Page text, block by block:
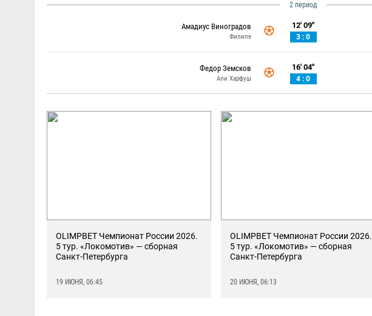
2 период
Амадиус Виноградов
Филипе
12' 09''
3 : 0
Федор Земсков
Али Харфуш
16' 04''
4 : 0
OLIMPBET Чемпионат России 2026.
5 тур. «Локомотив» — сборная
Санкт-Петербурга
19 ИЮНЯ, 06:45
OLIMPBET Чемпионат России 2026.
5 тур. «Локомотив» — сборная
Санкт-Петербурга
20 ИЮНЯ, 06:13